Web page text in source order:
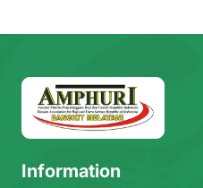
Information